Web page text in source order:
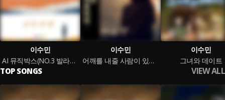
이수민
AI 뮤직박스(NO.3 발라드를 담다)
이수민
어깨를 내줄 사람이 있다면
이수민
그녀와 데이트
TOP SONGS VIEW ALL